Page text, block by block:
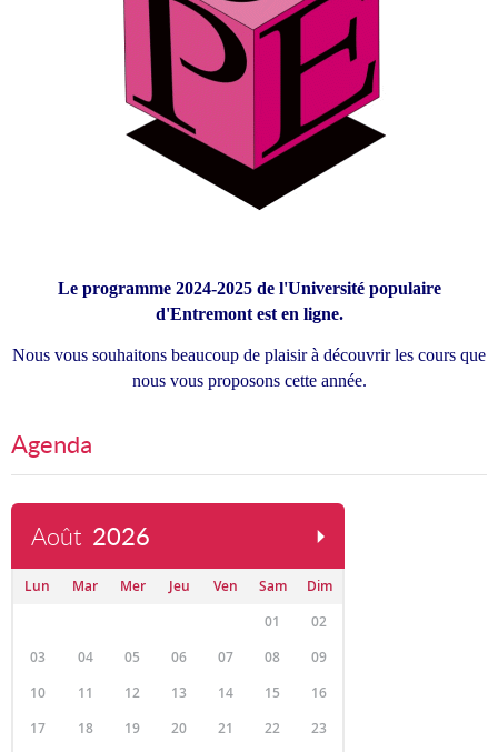
Le programme 2024-2025 de l'Université populaire
d'Entremont est en ligne.
Nous vous souhaitons beaucoup de plaisir à découvrir les cours que
nous vous proposons cette année.
Agenda
Août 2026
Lun Mar Mer Jeu Ven Sam
Dim
01
02
03
04 05 06 07 08
09
10
11 12 13 14 15
16
17
18 19 20 21 22
23